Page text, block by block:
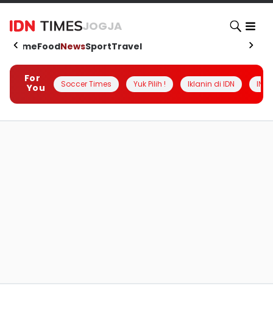
JOGJA
HomeFoodNewsSportTravel
For
You
Soccer Times Yuk Pilih ! Iklanin di IDN